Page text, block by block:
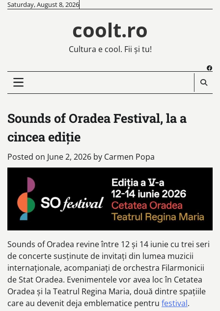
SkipSaturday, August 8, 2026
coolt.ro
Cultura e cool. Fii și tu!
Sounds of Oradea Festival, la a
cincea ediție
Posted on June 2, 2026 by Carmen Popa
Sounds of Oradea revine între 12 și 14 iunie cu trei seri
de concerte susținute de invitați din lumea muzicii
internaționale, acompaniați de orchestra Filarmonicii
de Stat Oradea. Evenimentele vor avea loc în Cetatea
Oradea și la Teatrul Regina Maria, două dintre spațiile
care au devenit deja emblematice pentru festival.